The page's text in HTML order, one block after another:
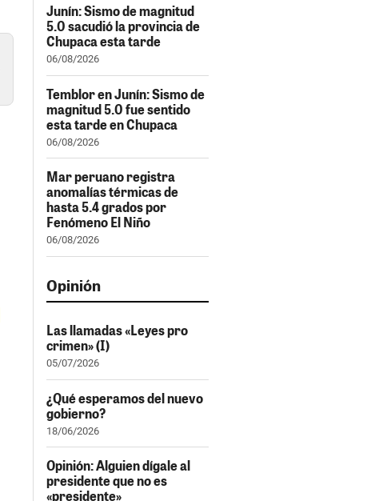
Junín: Sismo de magnitud
5.0 sacudió la provincia de
Chupaca esta tarde
06/08/2026
Temblor en Junín: Sismo de
magnitud 5.0 fue sentido
esta tarde en Chupaca
06/08/2026
Mar peruano registra
anomalías térmicas de
hasta 5.4 grados por
Fenómeno El Niño
06/08/2026
Opinión
Las llamadas «Leyes pro
crimen» (I)
05/07/2026
¿Qué esperamos del nuevo
gobierno?
18/06/2026
Opinión: Alguien dígale al
presidente que no es
«presidente»